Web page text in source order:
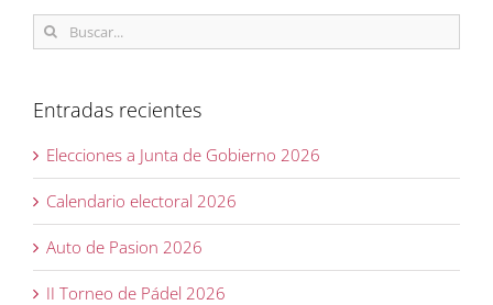
Buscar:
Entradas recientes
Elecciones a Junta de Gobierno 2026
Calendario electoral 2026
Auto de Pasion 2026
II Torneo de Pádel 2026